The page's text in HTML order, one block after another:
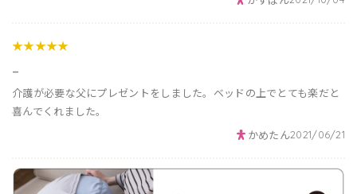
★★★★★
介護が必要な父にプレゼントをしました。ベッドの上でとても楽だと
喜んでくれました。
かめたん2021/06/21